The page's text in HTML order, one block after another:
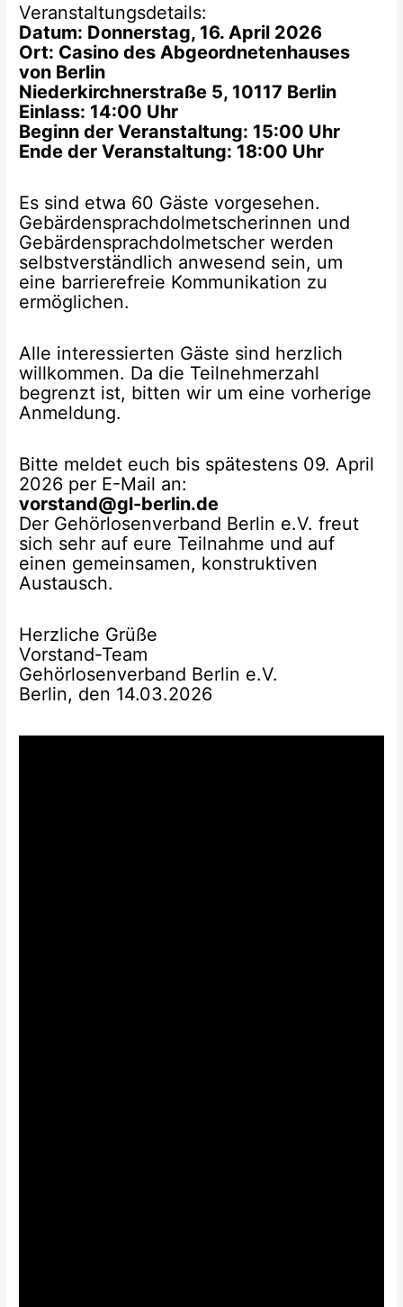
Veranstaltungsdetails:
Datum: Donnerstag, 16. April 2026
Ort: Casino des Abgeordnetenhauses
von Berlin
Niederkirchnerstraße 5, 10117 Berlin
Einlass: 14:00 Uhr
Beginn der Veranstaltung: 15:00 Uhr
Ende der Veranstaltung: 18:00 Uhr
Es sind etwa 60 Gäste vorgesehen.
Gebärdensprachdolmetscherinnen und
Gebärdensprachdolmetscher werden
selbstverständlich anwesend sein, um
eine barrierefreie Kommunikation zu
ermöglichen.
Alle interessierten Gäste sind herzlich
willkommen. Da die Teilnehmerzahl
begrenzt ist, bitten wir um eine vorherige
Anmeldung.
Bitte meldet euch bis spätestens 09. April
2026 per E-Mail an:
vorstand@gl-berlin.de
Der Gehörlosenverband Berlin e.V. freut
sich sehr auf eure Teilnahme und auf
einen gemeinsamen, konstruktiven
Austausch.
Herzliche Grüße
Vorstand-Team
Gehörlosenverband Berlin e.V.
Berlin, den 14.03.2026